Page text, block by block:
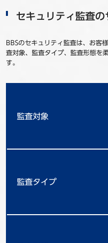
セキュリティ監査の
BBSのセキュリティ監査は、お客
査対象、監査タイプ、監査形態を
す。
監査対象
監査タイプ